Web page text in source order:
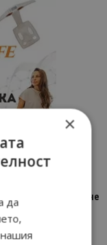
Петрич – Изживяване
×
да